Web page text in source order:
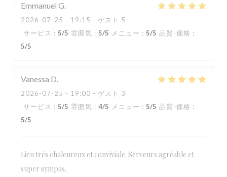
Emmanuel G
2026-07-25 - 19:15 - ゲスト 5
サービス : 5/5 雰囲気 : 5/5 メニュー : 5/5 品質-価格 :
5/5
Vanessa D
2026-07-25 - 19:00 - ゲスト 3
サービス : 5/5 雰囲気 : 4/5 メニュー : 5/5 品質-価格 :
5/5
Lieu trés chaleureux et conviviale. Serveurs agréable et
super sympas.